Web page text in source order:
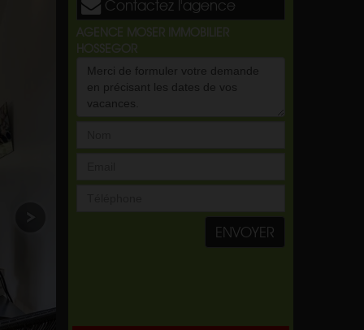
Contactez l'agence
AGENCE MOSER IMMOBILIER
HOSSEGOR
ENVOYER